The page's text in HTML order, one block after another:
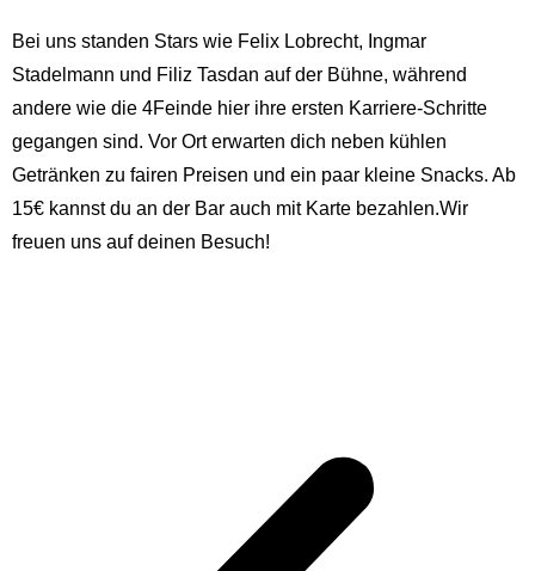
Bei uns standen Stars wie Felix Lobrecht, Ingmar
Stadelmann und Filiz Tasdan auf der Bühne, während
andere wie die 4Feinde hier ihre ersten Karriere-Schritte
gegangen sind. Vor Ort erwarten dich neben kühlen
Getränken zu fairen Preisen und ein paar kleine Snacks. Ab
15€ kannst du an der Bar auch mit Karte bezahlen.Wir
freuen uns auf deinen Besuch!